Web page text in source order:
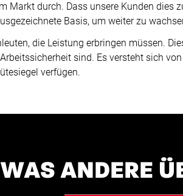
Markt durch. Dass unsere Kunden dies
Basis, um weiter zu
die Leistung erbringen müssen.
sind. Es versteht sich
verfügen.
WAS ANDERE